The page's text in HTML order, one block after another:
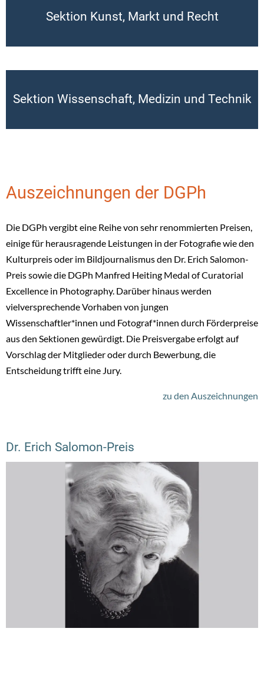
Sektion Kunst, Markt und Recht
Sektion Wissenschaft, Medizin und Technik
Auszeichnungen der DGPh
Die DGPh vergibt eine Reihe von sehr renommierten Preisen,
einige für herausragende Leistungen in der Fotografie wie den
Kulturpreis oder im Bildjournalismus den Dr. Erich Salomon-
Preis sowie die DGPh Manfred Heiting Medal of Curatorial
Excellence in Photography. Darüber hinaus werden
vielversprechende Vorhaben von jungen
Wissenschaftler*innen und Fotograf*innen durch Förderpreise
aus den Sektionen gewürdigt. Die Preisvergabe erfolgt auf
Vorschlag der Mitglieder oder durch Bewerbung, die
Entscheidung trifft eine Jury.
zu den Auszeichnungen
Dr. Erich Salomon-Preis